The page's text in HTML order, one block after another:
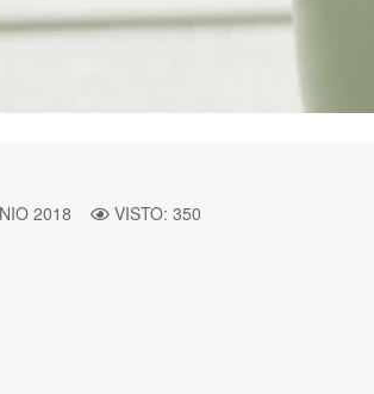
2018 VISTO: 350